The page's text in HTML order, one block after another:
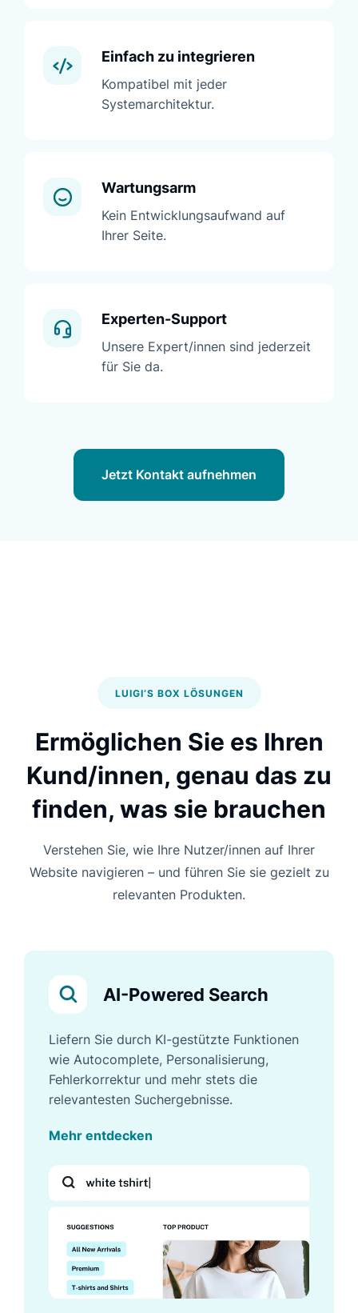
Einfach zu integrieren
Kompatibel mit jeder
Systemarchitektur.
Wartungsarm
Kein Entwicklungsaufwand auf
Ihrer Seite.
Experten-Support
Unsere Expert/innen sind jederzeit
für Sie da.
Jetzt Kontakt aufnehmen
LUIGI’S BOX LÖSUNGEN
Ermöglichen Sie es Ihren
Kund/innen, genau das zu
finden, was sie brauchen
Verstehen Sie, wie Ihre Nutzer/innen auf Ihrer
Website navigieren – und führen Sie sie gezielt zu
relevanten Produkten.
AI-Powered Search
Liefern Sie durch KI-gestützte Funktionen
wie Autocomplete, Personalisierung,
Fehlerkorrektur und mehr stets die
relevantesten Suchergebnisse.
Mehr entdecken